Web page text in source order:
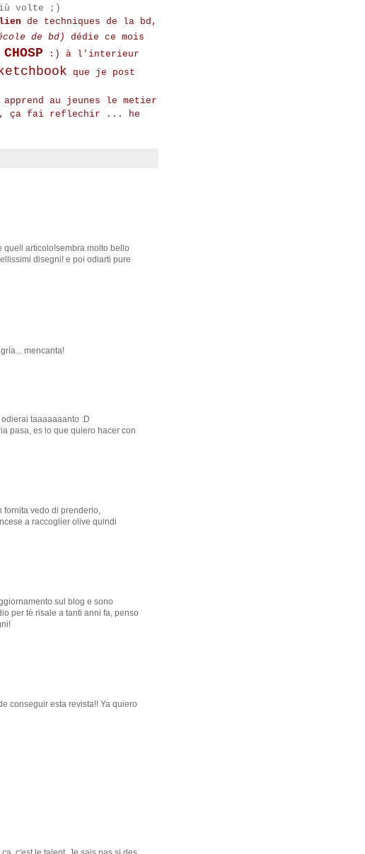
volte ;)
de techniques de la bd,
de bd)
dédie ce mois
:) à l'interieur
que je post
au jeunes le metier
ça fai reflechir ... he
articolo!sembra molto bello
disegni! e poi odiarti pure
mencanta!
taaaaaaanto :D
pasa, es lo que quiero hacer con
vedo di prenderlo,
a raccoglier olive quindi
sul blog e sono
per tè risale a tanti anni fa, penso
conseguir esta revista!! Ya quiero